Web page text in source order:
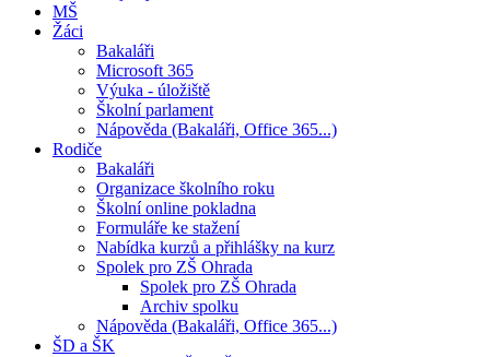
MŠ
Žáci
Bakaláři
Microsoft 365
Výuka - úložiště
Školní parlament
Nápověda (Bakaláři, Office 365...)
Rodiče
Bakaláři
Organizace školního roku
Školní online pokladna
Formuláře ke stažení
Nabídka kurzů a přihlášky na kurz
Spolek pro ZŠ Ohrada
Spolek pro ZŠ Ohrada
Archiv spolku
Nápověda (Bakaláři, Office 365...)
ŠD a ŠK